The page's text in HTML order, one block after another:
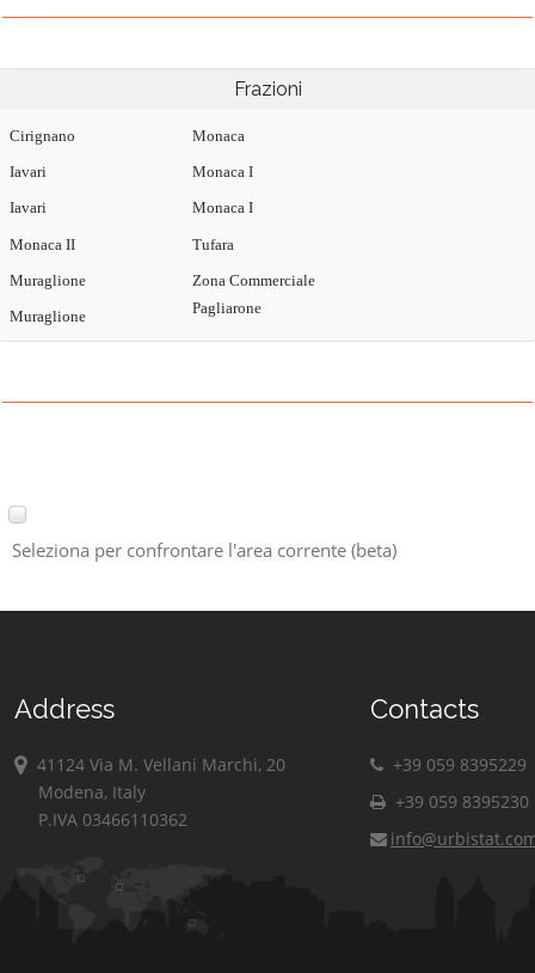
Frazioni
Cirignano
Iavari
Iavari
Monaca
Monaca I
Monaca I
Monaca II
Muraglione
Muraglione
Tufara
Zona Commerciale
Pagliarone
Seleziona per confrontare l'area corrente (beta)
Address
41124 Via M. Vellani Marchi, 20
Modena, Italy
P.IVA 03466110362
Contacts
+39 059 8395229
+39 059 8395230